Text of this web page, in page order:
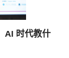
AI 时代教什